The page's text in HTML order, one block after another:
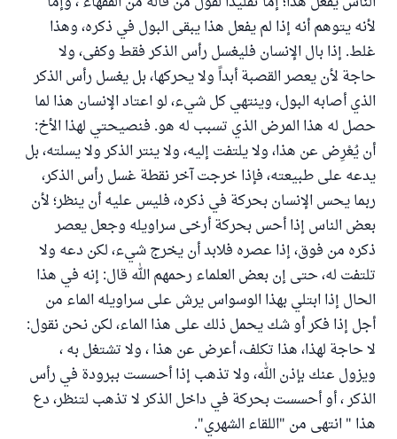
لأنه يتوهم أنه إذا لم يفعل هذا يبقى البول في ذكره، وهذا
غلط. إذا بال الإنسان فليغسل رأس الذكر فقط وكفى، ولا
حاجة لأن يعصر القصبة أبداً ولا يحركها، بل يغسل رأس الذكر
الذي أصابه البول، وينتهي كل شيء، لو اعتاد الإنسان هذا لما
حصل له هذا المرض الذي تسبب له هو. فنصيحتي لهذا الأخ:
أن يُعْرِض عن هذا، ولا يلتفت إليه، ولا ينتر الذكر ولا يسلته، بل
يدعه على طبيعته، فإذا خرجت آخر نقطة غسل رأس الذكر،
ربما يحس الإنسان بحركة في ذكره، فليس عليه أن ينظر؛ لأن
بعض الناس إذا أحس بحركة أرخى سراويله وجعل يعصر
ذكره من فوق، إذا عصره فلابد أن يخرج شيء، لكن دعه ولا
تلتفت له، حتى إن بعض العلماء رحمهم الله قال: إنه في هذا
الحال إذا ابتلي بهذا الوسواس يرش على سراويله الماء من
أجل إذا فكر أو شك يحمل ذلك على هذا الماء، لكن نحن نقول:
لا حاجة لهذا، هذا تكلف، أعرض عن هذا ، ولا تشتغل به ،
ويزول عنك بإذن الله، ولا تذهب إذا أحسست ببرودة في رأس
الذكر ، أو أحسست بحركة في داخل الذكر لا تذهب لتنظر، دع
هذا " انتهى من "اللقاء الشهري".